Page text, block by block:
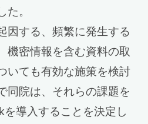
た。
因する、頻繁に発生する
機密情報を含む資料の取
いても有効な施策を検討
同院は、それらの課題を
導入することを決定し